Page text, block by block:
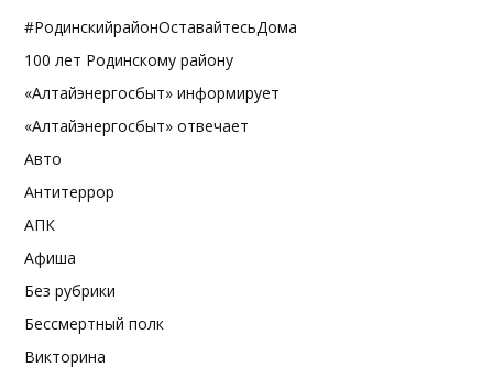
#РодинскийрайонОставайтесьДома
100 лет Родинскому району
«Алтайэнергосбыт» информирует
«Алтайэнергосбыт» отвечает
Авто
Антитеррор
АПК
Афиша
Без рубрики
Бессмертный полк
Викторина